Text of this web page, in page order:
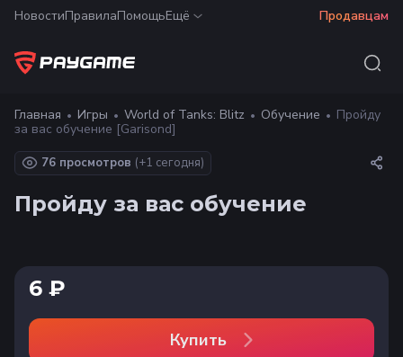
НовостиПравилаПомощьЕщё Продавцам
Главная Игры World of Tanks: Blitz Обучение
Пройду
за вас обучение [Garisond]
76 просмотров (+1 сегодня)
Пройду за вас обучение
6 ₽
Купить